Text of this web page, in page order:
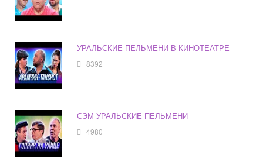
УРАЛЬСКИЕ ПЕЛЬМЕНИ В КИНОТЕАТРЕ
8392
СЭМ УРАЛЬСКИЕ ПЕЛЬМЕНИ
4980